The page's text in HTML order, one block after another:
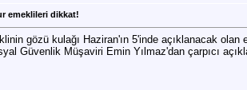
emeklileri dikkat!
gözü kulağı Haziran'ın 5'inde açıklanacak
Güvenlik Müşaviri Emin Yılmaz'dan çarpıcı